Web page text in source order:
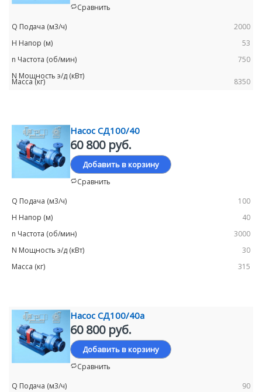
Сравнить
2000
53
750
8350
Насос СД100/40
60 800 руб.
Добавить в корзину
Сравнить
100
40
3000
30
315
Насос СД100/40а
60 800 руб.
Добавить в корзину
Сравнить
90